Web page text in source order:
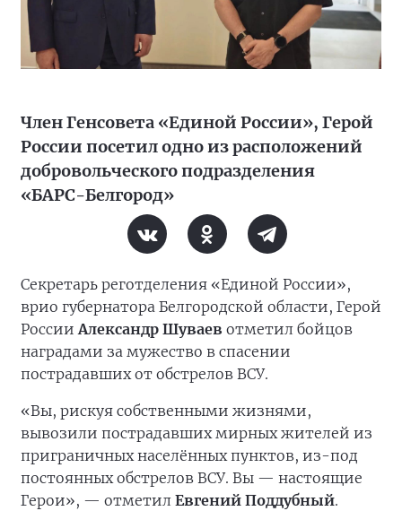
Член Генсовета «Единой России», Герой
России посетил одно из расположений
добровольческого подразделения
«БАРС-Белгород»
Секретарь реготделения «Единой России»,
врио губернатора Белгородской области, Герой
РоссииАлександр Шуваев отметил бойцов
наградами за мужество в спасении
пострадавших от обстрелов ВСУ.
«Вы, рискуя собственными жизнями,
вывозили пострадавших мирных жителей из
приграничных населённых пунктов, из-под
постоянных обстрелов ВСУ. Вы — настоящие
Герои», — отметил Евгений Поддубный.